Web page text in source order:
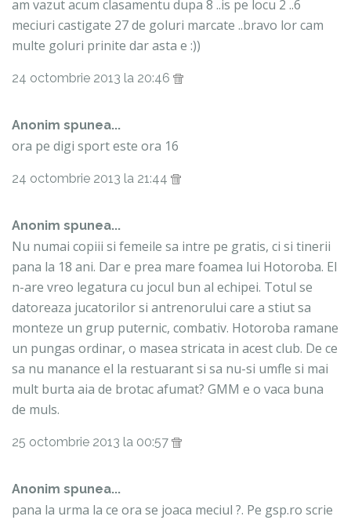
am vazut acum clasamentu dupa 8 ..is pe locu 2 ..6
meciuri castigate 27 de goluri marcate ..bravo lor cam
multe goluri prinite dar asta e :))
24 octombrie 2013 la 20:46
Anonim spunea...
ora pe digi sport este ora 16
24 octombrie 2013 la 21:44
Anonim spunea...
Nu numai copiii si femeile sa intre pe gratis, ci si tinerii
pana la 18 ani. Dar e prea mare foamea lui Hotoroba. El
n-are vreo legatura cu jocul bun al echipei. Totul se
datoreaza jucatorilor si antrenorului care a stiut sa
monteze un grup puternic, combativ. Hotoroba ramane
un pungas ordinar, o masea stricata in acest club. De ce
sa nu manance el la restuarant si sa nu-si umfle si mai
mult burta aia de brotac afumat? GMM e o vaca buna
de muls.
25 octombrie 2013 la 00:57
Anonim spunea...
pana la urma la ce ora se joaca meciul ?. Pe gsp.ro scrie